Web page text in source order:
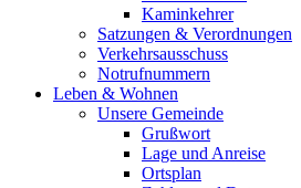
Kaminkehrer
Satzungen & Verordnungen
Verkehrsausschuss
Notrufnummern
Leben & Wohnen
Unsere Gemeinde
Grußwort
Lage und Anreise
Ortsplan